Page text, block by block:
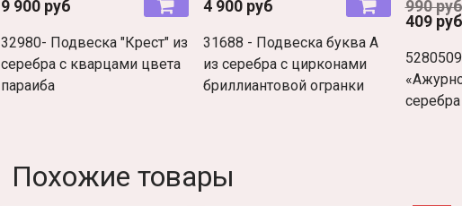
9 900 руб
32980- Подвеска "Крест" из
серебра с кварцами цвета
параиба
4 900 руб
31688 - Подвеска буква A
из серебра с цирконами
бриллиантовой огранки
990 руб
409 руб
серебра
Похожие товары